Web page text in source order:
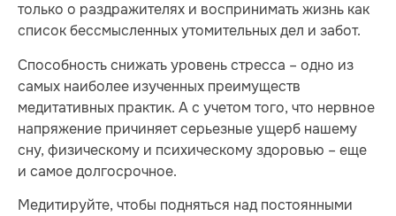
только о раздражителях и воспринимать жизнь как
список бессмысленных утомительных дел и забот.
Способность снижать уровень стресса – одно из
самых наиболее изученных преимуществ
медитативных практик. А с учетом того, что нервное
напряжение причиняет серьезные ущерб нашему
сну, физическому и психическому здоровью – еще
и самое долгосрочное.
Медитируйте, чтобы подняться над постоянными